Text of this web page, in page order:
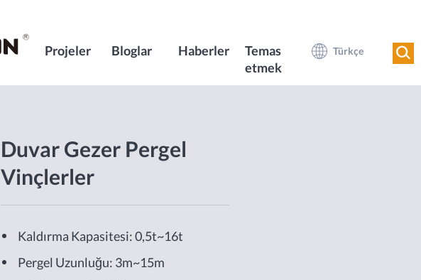
Projeler Bloglar Haberler
Temas
etmek
Türkçe
Duvar Gezer Pergel
Vinçlerler
Kaldırma Kapasitesi: 0,5t~16t
Pergel Uzunluğu: 3m~15m